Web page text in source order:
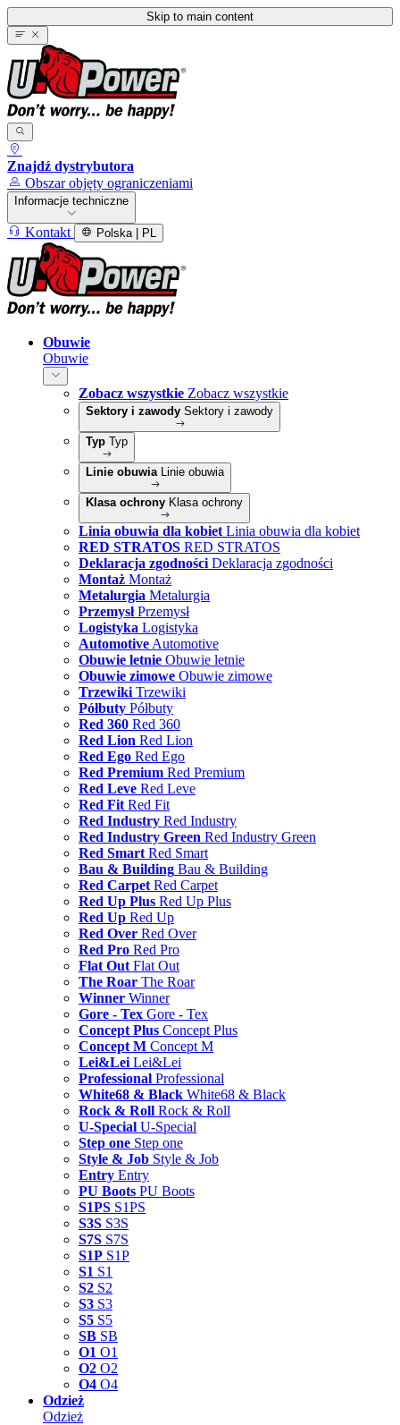
Skip to main content
Znajdź dystrybutora
Obszar objęty ograniczeniami
Informacje techniczne
Kontakt Polska | PL
Obuwie
Obuwie
Zobacz wszystkie Zobacz wszystkie
Sektory i zawody Sektory i zawody
Typ Typ
Linie obuwia Linie obuwia
Klasa ochrony Klasa ochrony
Linia obuwia dla kobiet Linia obuwia dla kobiet
RED STRATOS RED STRATOS
Deklaracja zgodności Deklaracja zgodności
Montaż Montaż
Metalurgia Metalurgia
Przemysł Przemysł
Logistyka Logistyka
Automotive Automotive
Obuwie letnie Obuwie letnie
Obuwie zimowe Obuwie zimowe
Trzewiki Trzewiki
Półbuty Półbuty
Red 360 Red 360
Red Lion Red Lion
Red Ego Red Ego
Red Premium Red Premium
Red Leve Red Leve
Red Fit Red Fit
Red Industry Red Industry
Red Industry Green Red Industry Green
Red Smart Red Smart
Bau & Building Bau & Building
Red Carpet Red Carpet
Red Up Plus Red Up Plus
Red Up Red Up
Red Over Red Over
Red Pro Red Pro
Flat Out Flat Out
The Roar The Roar
Winner Winner
Gore - Tex Gore - Tex
Concept Plus Concept Plus
Concept M Concept M
Lei&Lei Lei&Lei
Professional Professional
White68 & Black White68 & Black
Rock & Roll Rock & Roll
U-Special U-Special
Step one Step one
Style & Job Style & Job
Entry Entry
PU Boots PU Boots
S1PS S1PS
S3S S3S
S7S S7S
S1P S1P
S1 S1
S2 S2
S3 S3
S5 S5
SB SB
O1 O1
O2 O2
O4 O4
Odzież
Odzież